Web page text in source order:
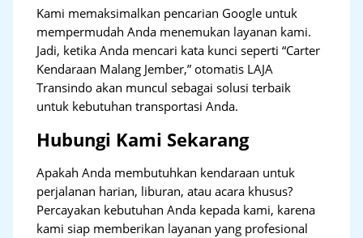
Kami memaksimalkan pencarian Google untuk
mempermudah Anda menemukan layanan kami.
Jadi, ketika Anda mencari kata kunci seperti “Carter
Kendaraan Malang Jember,” otomatis LAJA
Transindo akan muncul sebagai solusi terbaik
untuk kebutuhan transportasi Anda.
Hubungi Kami Sekarang
Apakah Anda membutuhkan kendaraan untuk
perjalanan harian, liburan, atau acara khusus?
Percayakan kebutuhan Anda kepada kami, karena
kami siap memberikan layanan yang profesional